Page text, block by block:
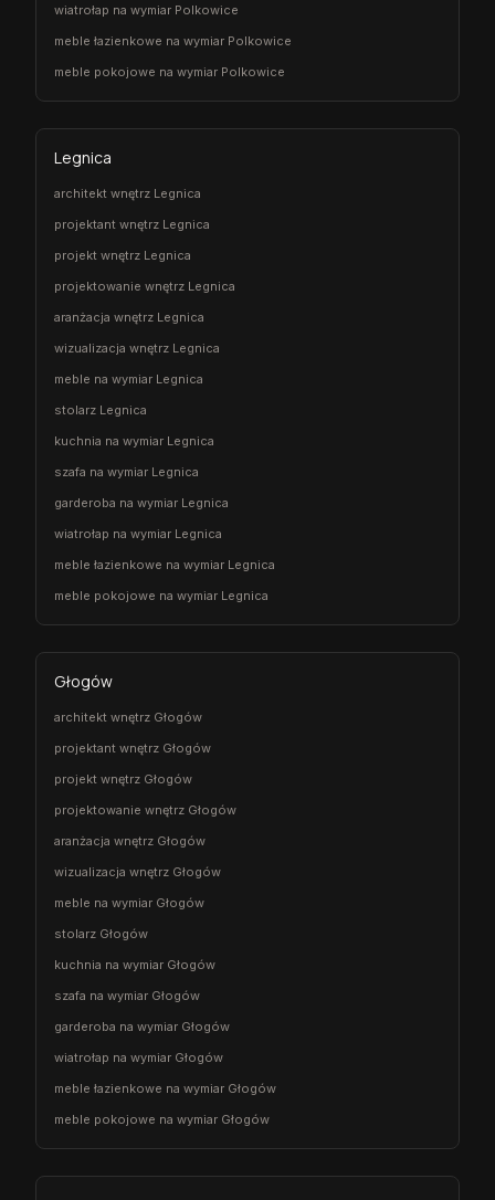
wiatrołap na wymiar Polkowice
meble łazienkowe na wymiar Polkowice
meble pokojowe na wymiar Polkowice
Legnica
architekt wnętrz Legnica
projektant wnętrz Legnica
projekt wnętrz Legnica
projektowanie wnętrz Legnica
aranżacja wnętrz Legnica
wizualizacja wnętrz Legnica
meble na wymiar Legnica
stolarz Legnica
kuchnia na wymiar Legnica
szafa na wymiar Legnica
garderoba na wymiar Legnica
wiatrołap na wymiar Legnica
meble łazienkowe na wymiar Legnica
meble pokojowe na wymiar Legnica
Głogów
architekt wnętrz Głogów
projektant wnętrz Głogów
projekt wnętrz Głogów
projektowanie wnętrz Głogów
aranżacja wnętrz Głogów
wizualizacja wnętrz Głogów
meble na wymiar Głogów
stolarz Głogów
kuchnia na wymiar Głogów
szafa na wymiar Głogów
garderoba na wymiar Głogów
wiatrołap na wymiar Głogów
meble łazienkowe na wymiar Głogów
meble pokojowe na wymiar Głogów